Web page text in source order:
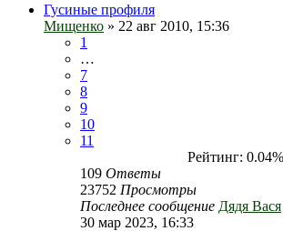
Гусиные профиля
Мищенко » 22 авг 2010, 15:36
1
…
7
8
9
10
11
Рейтинг: 0.04%
109 Ответы
23752 Просмотры
Последнее сообщение Дядя Вася
30 мар 2023, 16:33